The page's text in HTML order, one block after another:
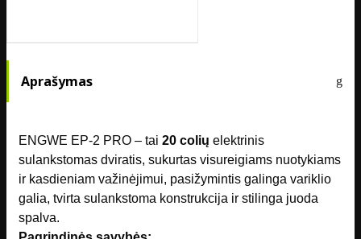
Aprašymas
ENGWE EP-2 PRO – tai 20 colių elektrinis
sulankstomas dviratis, sukurtas visureigiams nuotykiams
ir kasdieniam važinėjimui, pasižymintis galinga variklio
galia, tvirta sulankstoma konstrukcija ir stilinga juoda
spalva.